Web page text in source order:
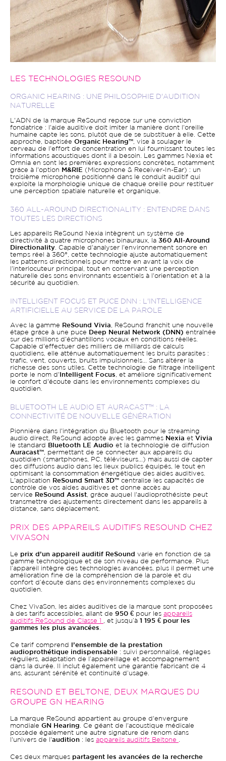
LES TECHNOLOGIES RESOUND
ORGANIC HEARING : UNE PHILOSOPHIE D'AUDITION
NATURELLE
L'ADN de la marque ReSound repose sur une conviction
fondatrice : l'aide auditive doit imiter la manière dont l'oreille
humaine capte les sons, plutôt que de se substituer à elle. Cette
approche, baptisée Organic Hearing™ , vise à soulager le
cerveau de l'effort de concentration en lui fournissant toutes les
informations acoustiques dont il a besoin. Les gammes Nexia et
Omnia en sont les premières expressions concrètes, notamment
grâce à l'option
M&RIE (Microphone & Receiver-In-Ear) : un
troisième microphone positionné dans le conduit auditif qui
exploite la morphologie unique de chaque oreille pour restituer
une perception spatiale naturelle et organique.
360 ALL-AROUND DIRECTIONALITY : ENTENDRE DANS
TOUTES LES DIRECTIONS
Les appareils ReSound Nexia intègrent un système de
directivité à quatre microphones binauraux, la 360 All-Around
Directionality . Capable d'analyser l'environnement sonore en
temps réel à 360°, cette technologie ajuste automatiquement
les patterns directionnels pour mettre en avant la voix de
l'interlocuteur principal, tout en conservant une perception
naturelle des sons environnants essentiels à l'orientation et à la
sécurité au quotidien.
INTELLIGENT FOCUS ET PUCE DNN : L'INTELLIGENCE
ARTIFICIELLE AU SERVICE DE LA PAROLE
Avec la gamme ReSound Vivia , ReSound franchit une nouvelle
étape grâce à une puce
Deep Neural Network (DNN) entraînée
sur des millions d'échantillons vocaux en conditions réelles.
Capable d'effectuer des milliers de milliards de calculs
quotidiens, elle atténue automatiquement les bruits parasites :
trafic, vent, couverts, bruits impulsionnels... Sans altérer la
richesse des sons utiles. Cette technologie de filtrage intelligent
porte le nom d' Intelligent Focus , et améliore significativement
le confort d'écoute dans les environnements complexes du
quotidien.
BLUETOOTH LE AUDIO ET AURACAST™ : LA
CONNECTIVITÉ DE NOUVELLE GÉNÉRATION
Pionnière dans l'intégration du Bluetooth pour le streaming
audio direct, ReSound adopte avec les gammes Nexia et Vivia
le standard
Bluetooth LE Audio et la technologie de diffusion
Auracast™ , permettant de se connecter aux appareils du
quotidien (smartphones, PC, téléviseurs...) mais aussi de capter
des diffusions audio dans les lieux publics équipés, le tout en
optimisant la consommation énergétique des aides auditives.
L'application
ReSound Smart 3D™ centralise les capacités de
contrôle de vos aides auditives et donne accès au
service
ReSound Assist , grâce auquel l'audioprothésiste peut
transmettre des ajustements directement dans les appareils à
distance, sans déplacement.
PRIX DES APPAREILS AUDITIFS RESOUND CHEZ
VIVASON
Le prix d’un appareil auditif ReSound varie en fonction de sa
gamme technologique et de son niveau de performance. Plus
l’appareil intègre des technologies avancées, plus il permet une
amélioration fine de la compréhension de la parole et du
confort d’écoute dans des environnements complexes du
quotidien.
Chez VivaSon, les aides auditives de la marque sont proposées
à des tarifs accessibles, allant de 950 € pour les appareils
auditifs ReSound de Classe 1
, et jusqu’à 1 195 € pour les
gammes les plus avancées
Ce tarif comprend
l’ensemble de la prestation
audioprothétique indispensable : suivi personnalisé, réglages
réguliers, adaptation de l’appareillage et accompagnement
dans la durée. Il inclut également une garantie fabricant de 4
ans, assurant sérénité et continuité d’usage.
RESOUND ET BELTONE, DEUX MARQUES DU
GROUPE GN HEARING
La marque ReSound appartient au groupe d'envergure
mondiale GN Hearing . Ce géant de l'acoustique médicale
possède également une autre signature de renom dans
l'univers de l'audition : les appareils auditifs Beltone
Ces deux marques partagent les avancées de la recherche